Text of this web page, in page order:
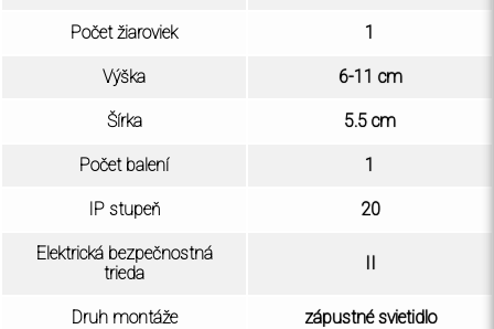
Počet žiaroviek 1
Výška 6-11 cm
Šírka 5.5 cm
Počet balení 1
IP stupeň 20
Elektrická bezpečnostná
trieda
Druh montáže zápustné svietidlo